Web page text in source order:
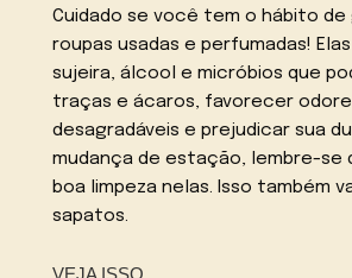
Cuidado se você tem o hábito de
roupas usadas e perfumadas!
sujeira, álcool e micróbios que
traças e ácaros, favorecer
desagradáveis e prejudicar sua
mudança de estação, lembre-se
boa limpeza nelas. Isso também
sapatos.